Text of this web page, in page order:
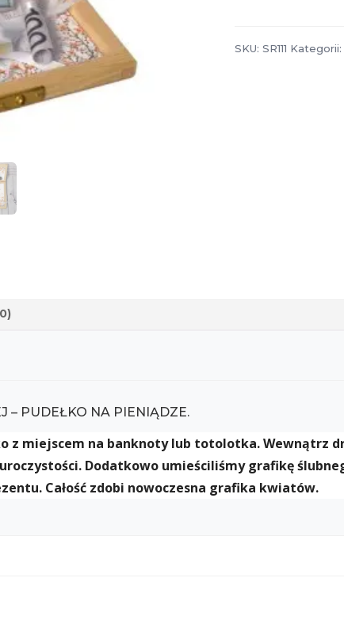
SKU:SR111 Kategorii:
– PUDEŁKO NA PIENIĄDZE.
z miejscem na banknoty lub totolotka.
Dodatkowo umieściliśmy grafikę
Całość zdobi nowoczesna grafika kwiatów.